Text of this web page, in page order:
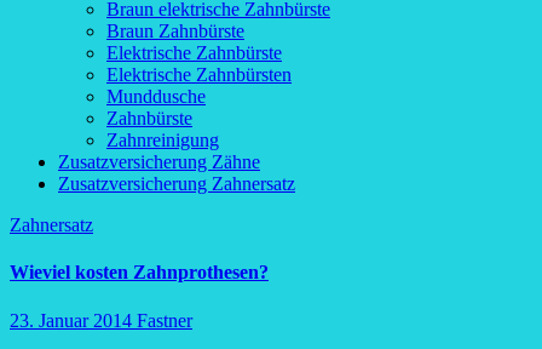
Braun elektrische Zahnbürste
Braun Zahnbürste
Elektrische Zahnbürste
Elektrische Zahnbürsten
Munddusche
Zahnbürste
Zahnreinigung
Zusatzversicherung Zähne
Zusatzversicherung Zahnersatz
Zahnersatz
Wieviel kosten Zahnprothesen?
23. Januar 2014 Fastner